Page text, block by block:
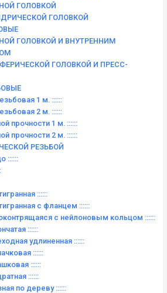
ГОЛОВКОЙ
ГОЛОВКОЙ
ГОЛОВКОЙ И ВНУТРЕННИМ
ГОЛОВКОЙ И ПРЕСС-
1 м. ::::::
2 м. ::::::
прочности 1 м. ::::::
прочности 2 м. ::::::
РЕЗЬБОЙ
::::::
::::::
с фланцем ::::::
с нейлоновым кольцом ::::::
::::::
удлиненная ::::::
::::::
::::::
::::::
по дереву ::::::